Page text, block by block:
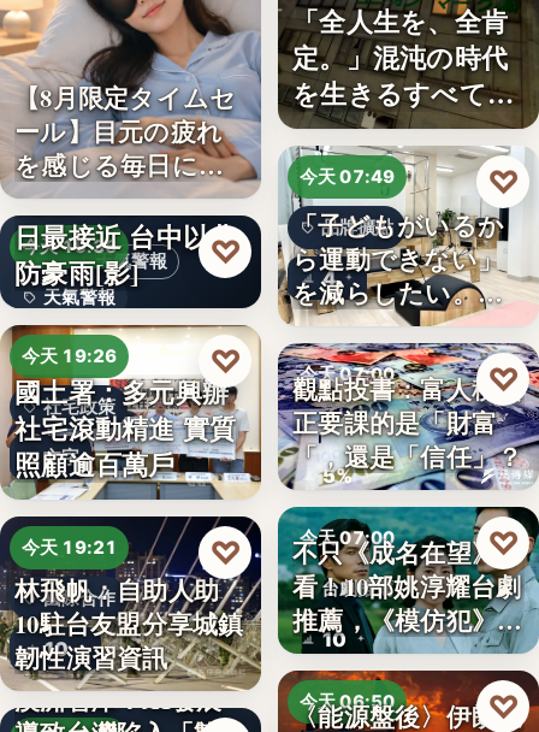
【8月限定タイムセ
ール】目元の疲れ
を感じる毎日に。3
段階…
天氣警報
今天 19:36
天氣警報
文字
颱風白海豚8日及9
日最接近 台中以北
防豪雨[影]
♡
今天 19:26
社宅政策
文字
國土署：多元興辦
社宅滾動精進 實質
照顧逾百萬戶
♡
今天 19:21
國際合作
10
林飛帆：自助人助
10駐台友盟分享城鎮
韌性演習資訊
♡
澳洲智庫：AI發展
「全人生を、全肯
定。」混沌の時代
を生きるすべての
人へ贈る…
今天 07:49
品牌擴點
4
「子どもがいるか
ら運動できない」
を減らしたい。埼
玉県戸田…
♡
今天 07:00
財經評論
5%
觀點投書：富人稅真
正要課的是「財富
「，還是「信任」？
♡
今天 07:00
台劇推薦
10
不只《成名在望》好
看！10部姚淳耀台劇
推薦，《模仿犯》
變…
♡
今天 06:50
〈能源盤後〉伊朗擬
♡